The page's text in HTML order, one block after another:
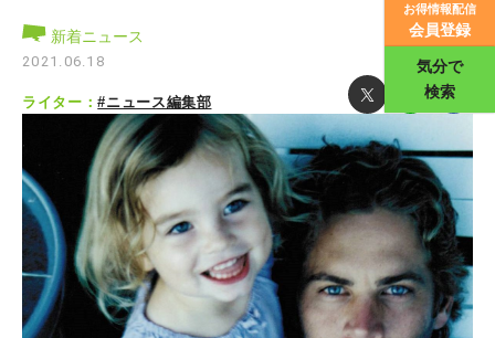
お得情報配信
会員登録
気分で
検索
新着ニュース
2021.06.18
ライター：#ニュース編集部